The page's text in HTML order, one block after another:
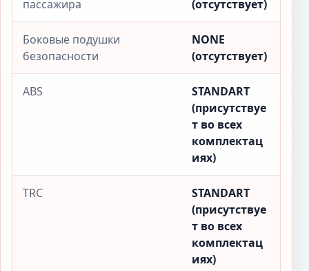
пассажира
(отсутствует)
Боковые подушки
безопасности
NONE
(отсутствует)
ABS
STANDART
(присутствуе
т во всех
комплектац
иях)
TRC
STANDART
(присутствуе
т во всех
комплектац
иях)